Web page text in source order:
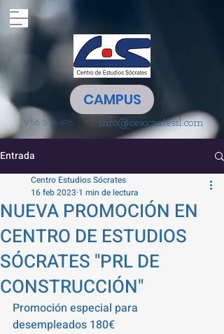
956 556 676 info@cesocratessl.com
CAMPUS
Entrada
NUEVA PROMOCIÓN EN
CENTRO DE ESTUDIOS
SÓCRATES "PRL DE
CONSTRUCCIÓN"
Centro Estudios Sócrates
16 feb 2023 1 min de lectura
Promoción especial para
desempleados 180€